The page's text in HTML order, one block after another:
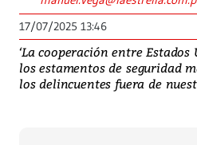
17/07/2025 13:46
‘La cooperación entre
los estamentos de seguridad
los delincuentes fuera de